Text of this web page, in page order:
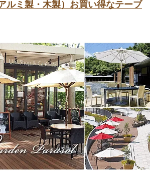
ルミ製・木製）お買い得なテーブ